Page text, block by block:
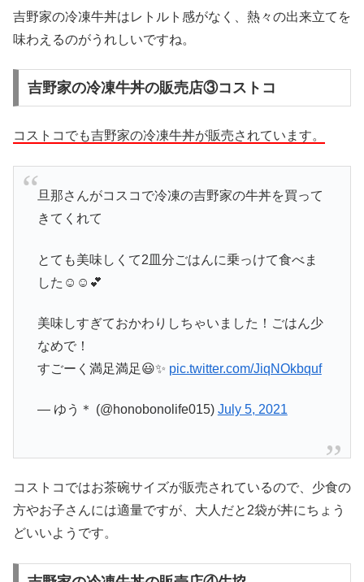
吉野家の冷凍牛丼はレトルト感がなく、熱々の出来立てを
味わえるのがうれしいですね。
吉野家の冷凍牛丼の販売店③コストコ
コストコでも吉野家の冷凍牛丼が販売されています。
旦那さんがコスコで冷凍の吉野家の牛丼を買って
きてくれて
とても美味しくて2皿分ごはんに乗っけて食べま
した☺☺💕
美味しすぎておかわりしちゃいました！ごはん少
なめで！
すごーく満足満足😃✨ pic.twitter.com/JiqNOkbquf
— ゆう＊ (@honobonolife015) July 5, 2021
コストコではお茶碗サイズが販売されているので、少食の
方やお子さんには適量ですが、大人だと2袋が丼にちょう
どいいようです。